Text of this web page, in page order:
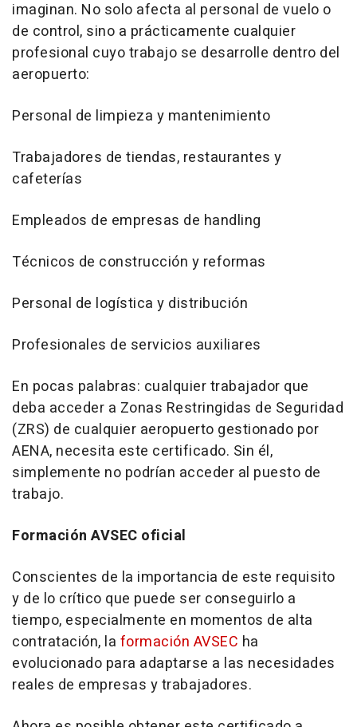
imaginan. No solo afecta al personal de vuelo o
de control, sino a prácticamente cualquier
profesional cuyo trabajo se desarrolle dentro del
aeropuerto:
Personal de limpieza y mantenimiento
Trabajadores de tiendas, restaurantes y
cafeterías
Empleados de empresas de handling
Técnicos de construcción y reformas
Personal de logística y distribución
Profesionales de servicios auxiliares
En pocas palabras: cualquier trabajador que
deba acceder a Zonas Restringidas de Seguridad
(ZRS) de cualquier aeropuerto gestionado por
AENA, necesita este certificado. Sin él,
simplemente no podrían acceder al puesto de
trabajo.
Formación AVSEC oficial
Conscientes de la importancia de este requisito
y de lo crítico que puede ser conseguirlo a
tiempo, especialmente en momentos de alta
contratación, la formación AVSEC ha
evolucionado para adaptarse a las necesidades
reales de empresas y trabajadores.